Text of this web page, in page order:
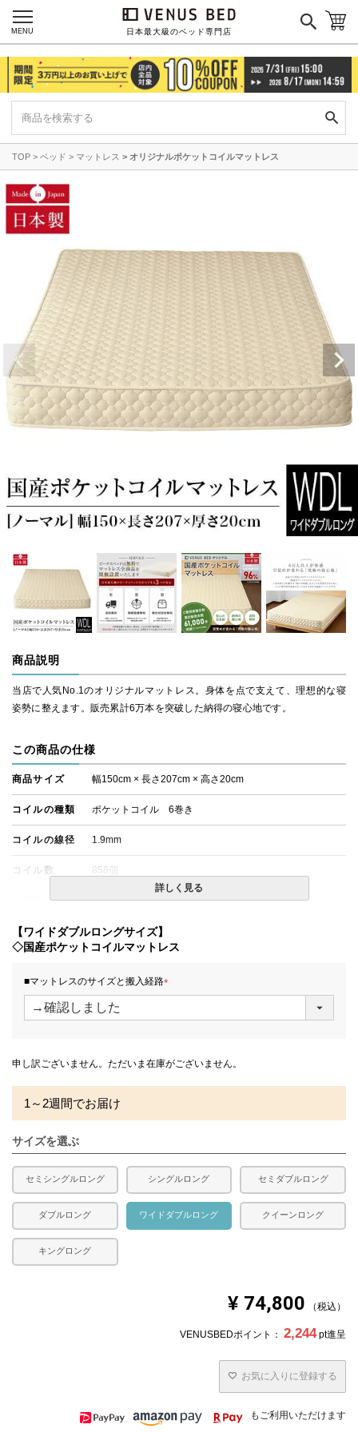
日本最大級のベッド専門店
MENU
TOP ベッド マットレス オリジナルポケットコイルマットレス
商品説明
当店で人気No.1のオリジナルマットレス。身体を点で支えて、理想的な寝
姿勢に整えます。販売累計6万本を突破した納得の寝心地です。
この商品の仕様
商品サイズ 幅150cm × 長さ207cm × 高さ20cm
コイルの種類 ポケットコイル 6巻き
コイルの線径 1.9mm
コイル数 858個
日本
備考
・価格はマットレス単体購入の金額です。
・配達日指定ＯＫ！
場合があります。
詳しく見る
【ワイドダブルロングサイズ】
◇国産ポケットコイルマットレス
■マットレスのサイズと搬入経路
(
申し訳ございません。ただいま在庫がございません。
1～2週間でお届け
サイズを選ぶ
セミシングルロング シングルロング セミダブルロング
ダブルロング ワイドダブルロング クイーンロング
キングロング
¥ 74,800 税込
VENUSBEDポイント： 2,244 pt進呈
お気に入りに登録する
もご利用いただけます